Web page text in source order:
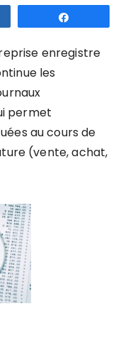
enregistre
les
permet
au cours de
(vente, achat,